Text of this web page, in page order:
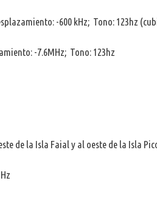
-600 kHz; Tono: 123hz
-7.6MHz; Tono: 123hz
de la Isla Faial y al oeste de la Isla